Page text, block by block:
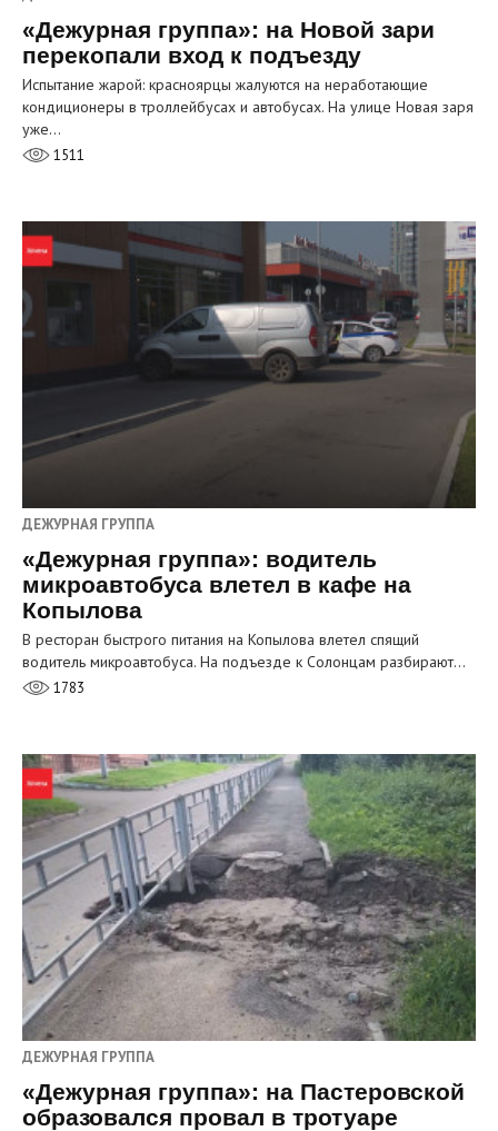
«Дежурная группа»: на Новой зари
перекопали вход к подъезду
Испытание жарой: красноярцы жалуются на неработающие
кондиционеры в троллейбусах и автобусах. На улице Новая заря
уже…
1511
ДЕЖУРНАЯ ГРУППА
«Дежурная группа»: водитель
микроавтобуса влетел в кафе на
Копылова
В ресторан быстрого питания на Копылова влетел спящий
водитель микроавтобуса. На подъезде к Солонцам разбирают…
1783
ДЕЖУРНАЯ ГРУППА
«Дежурная группа»: на Пастеровской
образовался провал в тротуаре